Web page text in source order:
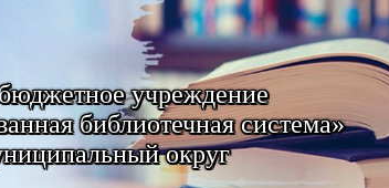
учреждение
библиотечная система»
округ